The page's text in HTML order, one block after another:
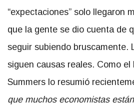
“expectaciones” solo llegaron
que la gente se dio cuenta de
seguir subiendo bruscamente.
siguen causas reales. Como el
Summers lo resumió
que muchos economistas